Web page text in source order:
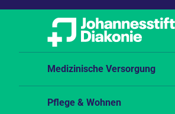
Medizinische Versorgung
Pflege & Wohnen